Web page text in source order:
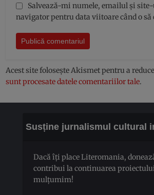
Salvează-mi numele, emailul și
navigator pentru data viitoare când o să
Acest site folosește Akismet pentru a
sunt procesate datele comentariilor tale.
Susține jurnalismul cultural
Dacă îți place Literomania,
contribui la continuarea
mulțumim!